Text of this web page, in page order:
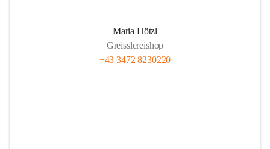
Maria Hötzl
Greisslereishop
+43 3472 8230220